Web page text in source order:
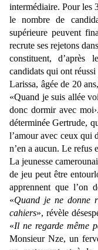
intermédiaire. Pour les
le nombre de
supérieure peuvent
recrute ses rejetons
constituent, d’après
candidats qui ont
Larissa, âgée de 20
«Quand je suis allée
donc dormir avec
déterminée Gertrude,
l’amour avec ceux qui
n’en a aucun. Le refus
La jeunesse
de jeu peut être
apprennent que l’on
«Quand je ne donne
cahiers», révèle
«Il ne regarde même
Monsieur Nze, un